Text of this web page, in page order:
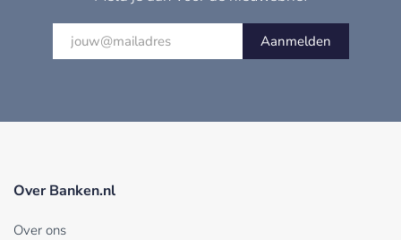
Aanmelden
Over Banken.nl
Over ons